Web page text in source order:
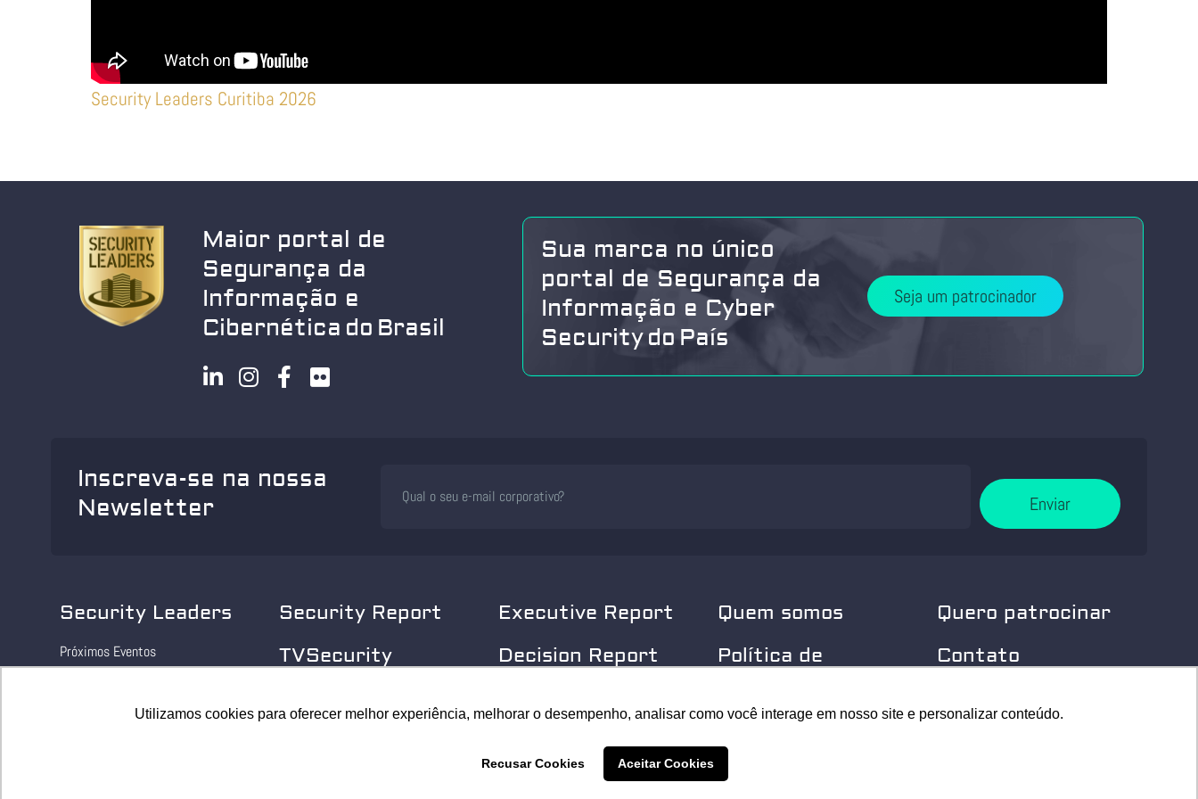
Utilizamos cookies para oferecer melhor experiência, melhorar o desempenho, analisar como você interage em nosso site e personalizar conteúdo.
Recusar Cookies Aceitar Cookies
Utilizamos cookies para oferecer melhor experiência, melhorar o desempenho, analisar como você interage em nosso site e personalizar conteúdo.
Recusar Cookies Aceitar Cookies
Security Leaders Curitiba 2026
Maior portal de
Segurança da
Informação e
Cibernética do Brasil
Sua marca no único
portal de Segurança da
Informação e Cyber
Security do País
Seja um patrocinador
Inscreva-se na nossa
Newsletter
Enviar
Security Leaders
Próximos Eventos
Security Report
TVSecurity
Executive Report
Decision Report
Quem somos
Política de
Quero patrocinar
Contato
© 2025 Security Leader. Todos os Direitos Reservados.